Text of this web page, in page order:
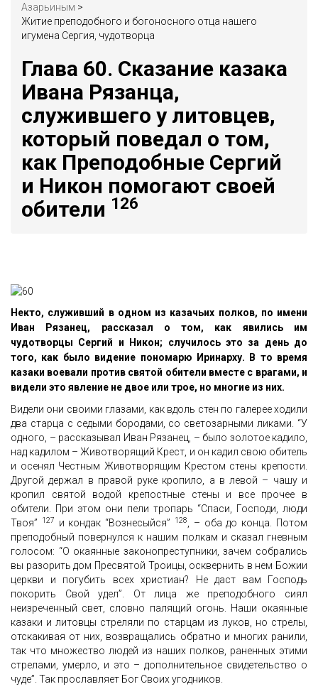
Азарьиным >
Житие преподобного и богоносного отца нашего
игумена Сергия, чудотворца
Глава 60. Сказание казака
Ивана Рязанца,
служившего у литовцев,
который поведал о том,
как Преподобные Сергий
и Никон помогают своей
обители 126
Некто, служивший в одном из казачьих полков, по имени
Иван Рязанец, рассказал о том, как явились им
чудотворцы Сергий и Никон; случилось это за день до
того, как было видение пономарю Иринарху. В то время
казаки воевали против святой обители вместе с врагами, и
видели это явление не двое или трое, но многие из них.
Видели они своими глазами, как вдоль стен по галерее ходили
два старца с седыми бородами, со светозарными ликами. “У
одного, – рассказывал Иван Рязанец, – было золотое кадило,
над кадилом – Животворящий Крест, и он кадил свою обитель
и осенял Честным Животворящим Крестом стены крепости.
Другой держал в правой руке кропило, а в левой – чашу и
кропил святой водой крепостные стены и все прочее в
обители. При этом они пели тропарь “Спаси, Господи, люди
Твоя”
127 и кондак “Вознесыйся” 128, – оба до конца. Потом
преподобный повернулся к нашим полкам и сказал гневным
голосом: “О окаянные законопреступники, зачем собрались
вы разорить дом Пресвятой Троицы, осквернить в нем Божии
церкви и погубить всех христиан? Не даст вам Господь
покорить Свой удел”. От лица же преподобного сиял
неизреченный свет, словно палящий огонь. Наши окаянные
казаки и литовцы стреляли по старцам из луков, но стрелы,
отскакивая от них, возвращались обратно и многих ранили,
так что множество людей из наших полков, раненных этими
стрелами, умерло, и это – дополнительное свидетельство о
чуде”. Так прославляет Бог Своих угодников.